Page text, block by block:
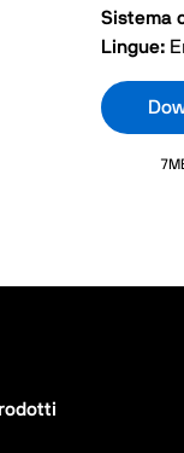
Sistema
Lingue: